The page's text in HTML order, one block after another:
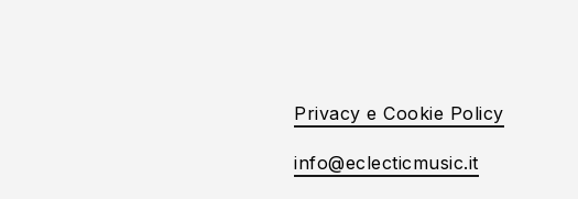
Privacy e Cookie Policy
info@eclecticmusic.it